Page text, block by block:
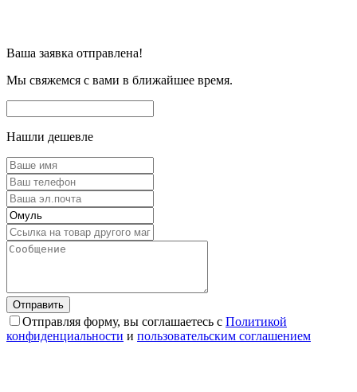
Ваша заявка отправлена!
Мы свяжемся с вами в ближайшее время.
Нашли дешевле
Отправляя форму, вы соглашаетесь с Политикой
конфиденциальности и пользовательским соглашением